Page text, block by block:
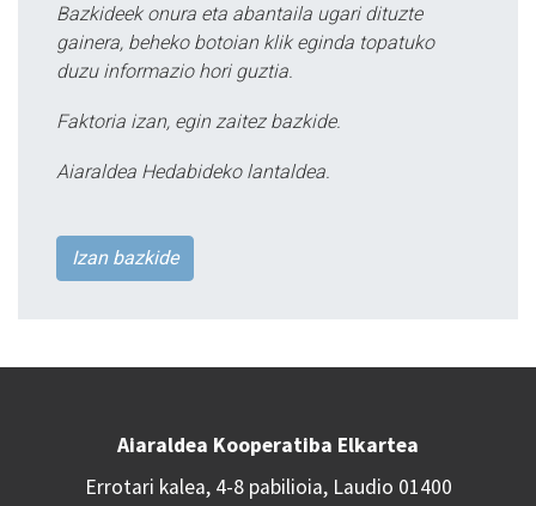
Bazkideek onura eta abantaila ugari dituzte
gainera, beheko botoian klik eginda topatuko
duzu informazio hori guztia.
Faktoria izan, egin zaitez bazkide.
Aiaraldea Hedabideko lantaldea.
Izan bazkide
Aiaraldea Kooperatiba Elkartea
Errotari kalea, 4-8 pabilioia, Laudio 01400